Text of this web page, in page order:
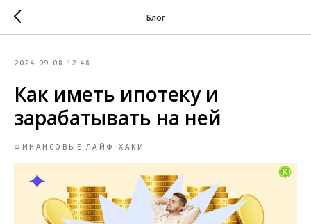
Блог
2024-09-08 12:48
Как иметь ипотеку и
зарабатывать на ней
ФИНАНСОВЫЕ ЛАЙФ-ХАКИ